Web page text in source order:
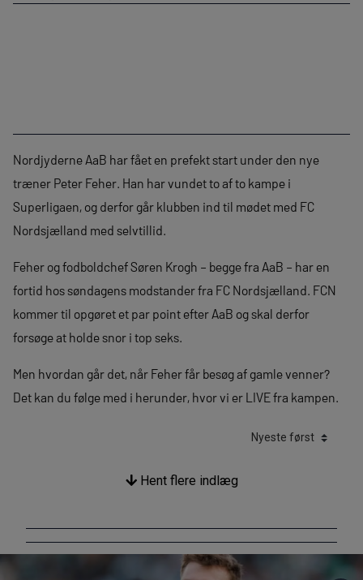
Nordjyderne AaB har fået en prefekt start under den nye
træner Peter Feher. Han har vundet to af to kampe i
Superligaen, og derfor går klubben ind til mødet med FC
Nordsjælland med selvtillid.
Feher og fodboldchef Søren Krogh – begge fra AaB – har en
fortid hos søndagens modstander fra FC Nordsjælland. FCN
kommer til opgøret et par point efter AaB og skal derfor
forsøge at holde snor i top seks.
Men hvordan går det, når Feher får besøg af gamle venner?
Det kan du følge med i herunder, hvor vi er LIVE fra kampen.